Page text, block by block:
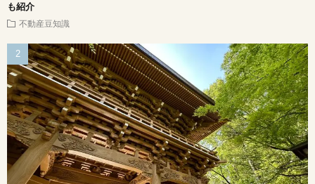
も紹介
不動産豆知識